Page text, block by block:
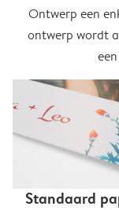
Ontwerp een
ontwerp wordt
Standaard